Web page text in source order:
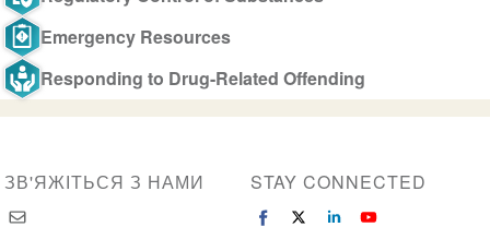
Emergency Resources
Responding to Drug-Related Offending
ЗВ'ЯЖІТЬСЯ З НАМИ STAY CONNECTED